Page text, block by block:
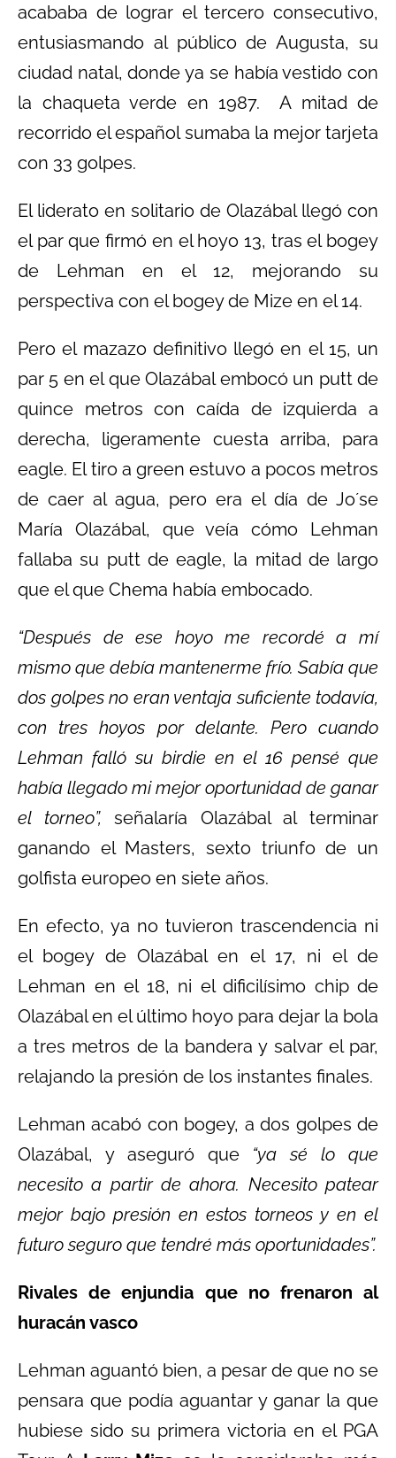
acababa de lograr el tercero consecutivo,
entusiasmando al público de Augusta, su
ciudad natal, donde ya se había vestido con
la chaqueta verde en 1987. A mitad de
recorrido el español sumaba la mejor tarjeta
con 33 golpes.
El liderato en solitario de Olazábal llegó con
el par que firmó en el hoyo 13, tras el bogey
de Lehman en el 12, mejorando su
perspectiva con el bogey de Mize en el 14.
Pero el mazazo definitivo llegó en el 15, un
par 5 en el que Olazábal embocó un putt de
quince metros con caída de izquierda a
derecha, ligeramente cuesta arriba, para
eagle. El tiro a green estuvo a pocos metros
de caer al agua, pero era el día de Jo´se
María Olazábal, que veía cómo Lehman
fallaba su putt de eagle, la mitad de largo
que el que Chema había embocado.
“Después de ese hoyo me recordé a mí
mismo que debía mantenerme frío. Sabía que
dos golpes no eran ventaja suficiente todavía,
con tres hoyos por delante. Pero cuando
Lehman falló su birdie en el 16 pensé que
había llegado mi mejor oportunidad de ganar
el torneo”, señalaría Olazábal al terminar
ganando el Masters, sexto triunfo de un
golfista europeo en siete años.
En efecto, ya no tuvieron trascendencia ni
el bogey de Olazábal en el 17, ni el de
Lehman en el 18, ni el dificilísimo chip de
Olazábal en el último hoyo para dejar la bola
a tres metros de la bandera y salvar el par,
relajando la presión de los instantes finales.
Lehman acabó con bogey, a dos golpes de
Olazábal, y aseguró que “ya sé lo que
necesito a partir de ahora. Necesito patear
mejor bajo presión en estos torneos y en el
futuro seguro que tendré más oportunidades”.
Rivales de enjundia que no frenaron al
huracán vasco
Lehman aguantó bien, a pesar de que no se
pensara que podía aguantar y ganar la que
hubiese sido su primera victoria en el PGA